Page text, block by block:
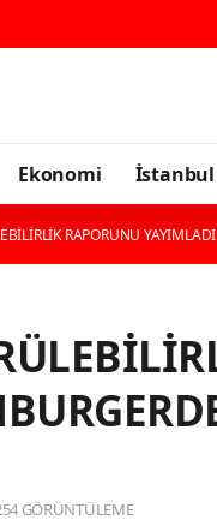
Ekonomi İstanbul
RAPORUNU YAYIMLADI
GÖRÜNTÜLEME